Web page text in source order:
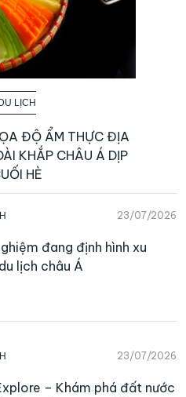
DU LỊCH
ĐỘ ẨM THỰC ĐỊA
KHẮP CHÂU Á DỊP
HÈ
23/07/2026
đang định hình xu
lịch châu Á
23/07/2026
– Khám phá đất nước